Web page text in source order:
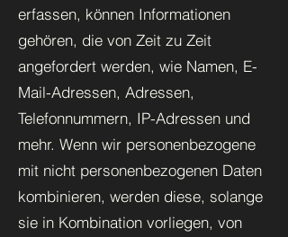
erfassen, können Informationen
gehören, die von Zeit zu Zeit
angefordert werden, wie Namen, E-
Mail-Adressen, Adressen,
Telefonnummern, IP-Adressen und
mehr. Wenn wir personenbezogene
mit nicht personenbezogenen Daten
kombinieren, werden diese, solange
sie in Kombination vorliegen, von